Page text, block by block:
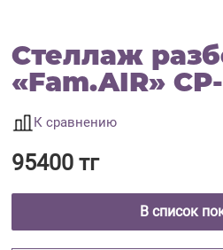
Стеллаж
«Fam.AIR»
К сравнению
95400 тг
В список